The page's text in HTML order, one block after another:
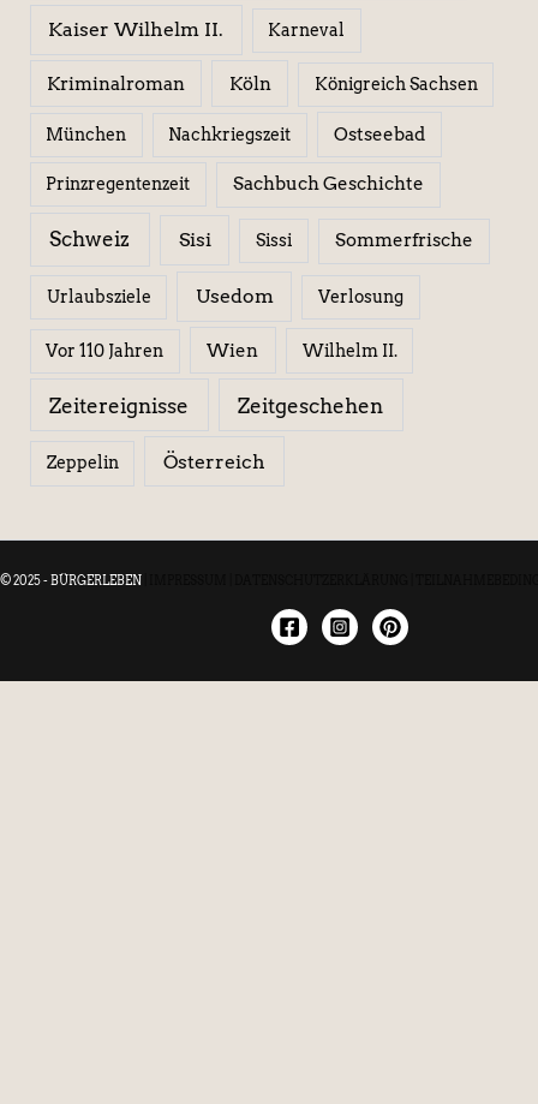
Kaiser Wilhelm II. Karneval
Kriminalroman Köln Königreich Sachsen
München Nachkriegszeit Ostseebad
Prinzregentenzeit Sachbuch Geschichte
Schweiz Sisi Sissi Sommerfrische
Urlaubsziele Usedom Verlosung
Vor 110 Jahren Wien Wilhelm II.
Zeitereignisse Zeitgeschehen
Zeppelin Österreich
© 2025 - BÜRGERLEBEN